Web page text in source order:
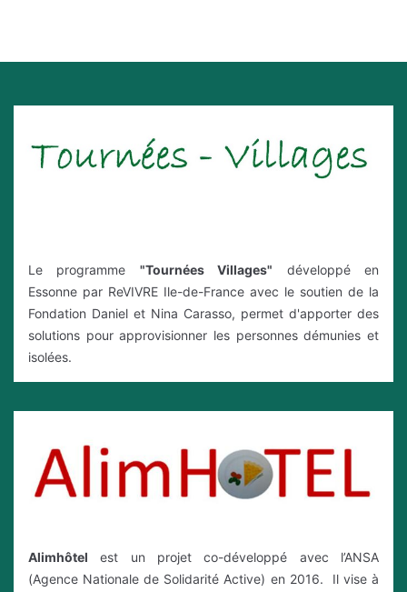
Le programme "Tournées Villages" développé en
Essonne par ReVIVRE Ile-de-France avec le soutien de la
Fondation Daniel et Nina Carasso, permet d'apporter des
solutions pour approvisionner les personnes démunies et
isolées.
Alimhôtel est un projet co-développé avec l’ANSA
(Agence Nationale de Solidarité Active) en 2016. Il vise à